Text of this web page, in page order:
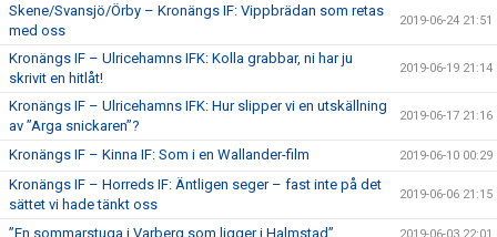
Skene/Svansjö/Örby – Kronängs IF: Vippbrädan som retas
med oss
2019-06-24 21:51
Kronängs IF – Ulricehamns IFK: Kolla grabbar, ni har ju
skrivit en hitlåt!
2019-06-19 21:14
Kronängs IF – Ulricehamns IFK: Hur slipper vi en utskällning
av ”Arga snickaren”?
2019-06-17 21:16
Kronängs IF – Kinna IF: Som i en Wallander-film 2019-06-10 00:29
Kronängs IF – Horreds IF: Äntligen seger – fast inte på det
sättet vi hade tänkt oss
2019-06-06 21:15
”En sommarstuga i Varberg som ligger i Halmstad” 2019-06-03 22:01